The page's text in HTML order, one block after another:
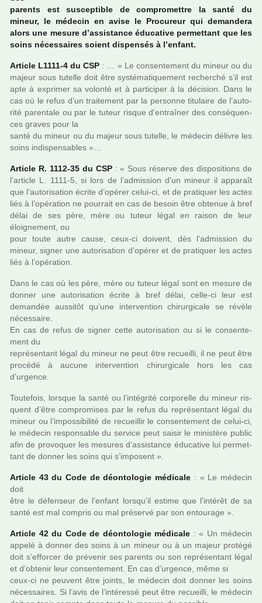
parents est sus­cep­ti­ble de com­pro­met­tre la santé du
mineur, le méde­cin en avise le Procureur qui deman­dera
alors une mesure d’assis­tance éducative per­met­tant que les
soins néces­sai­res soient dis­pen­sés à l’enfant.
Article L1111-4 du CSP : … « Le consen­te­ment du mineur ou du
majeur sous tutelle doit être sys­té­ma­ti­que­ment recher­ché s’il est
apte à expri­mer sa volonté et à par­ti­ci­per à la déci­sion. Dans le
cas où le refus d’un trai­te­ment par la per­sonne titu­laire de l’auto­
rité paren­tale ou par le tuteur risque d’entraî­ner des consé­quen­
ces graves pour la
santé du mineur ou du majeur sous tutelle, le méde­cin déli­vre les
soins indis­pen­sa­bles »…
Article R. 1112-35 du CSP: « Sous réserve des dis­po­si­tions de
l’arti­cle L. 1111-5, si lors de l’admis­sion d’un mineur il appa­raît
que l’auto­ri­sa­tion écrite d’opérer celui-ci, et de pra­ti­quer les actes
liés à l’opé­ra­tion ne pour­rait en cas de besoin être obte­nue à bref
délai de ses père, mère ou tuteur légal en raison de leur
éloignement, ou
pour toute autre cause, ceux-ci doi­vent, dès l’admis­sion du
mineur, signer une auto­ri­sa­tion d’opérer et de pra­ti­quer les actes
liés à l’opé­ra­tion.
Dans le cas où les père, mère ou tuteur légal sont en mesure de
donner une auto­ri­sa­tion écrite à bref délai, celle-ci leur est
deman­dée aus­si­tôt qu’une inter­ven­tion chi­rur­gi­cale se révèle
néces­saire.
En cas de refus de signer cette auto­ri­sa­tion ou si le consen­te­
ment du
repré­sen­tant légal du mineur ne peut être recueilli, il ne peut être
pro­cédé à aucune inter­ven­tion chi­rur­gi­cale hors les cas
d’urgence.
Toutefois, lors­que la santé ou l’inté­grité cor­po­relle du mineur ris­
quent d’être com­pro­mi­ses par le refus du repré­sen­tant légal du
mineur ou l’impos­si­bi­lité de recueillir le consen­te­ment de celui-ci,
le méde­cin res­pon­sa­ble du ser­vice peut saisir le minis­tère public
afin de pro­vo­quer les mesu­res d’assis­tance éducative lui per­met­
tant de donner les soins qui s’impo­sent ».
Article 43 du Code de déon­to­lo­gie médi­cale : « Le méde­cin
doit
être le défen­seur de l’enfant lorsqu’il estime que l’inté­rêt de sa
santé est mal com­pris ou mal pré­servé par son entou­rage ».
Article 42 du Code de déon­to­lo­gie médi­cale : « Un méde­cin
appelé à donner des soins à un mineur ou à un majeur pro­tégé
doit s’effor­cer de pré­ve­nir ses parents ou son repré­sen­tant légal
et d’obte­nir leur consen­te­ment. En cas d’urgence, même si
ceux-ci ne peu­vent être joints, le méde­cin doit donner les soins
néces­sai­res. Si l’avis de l’inté­ressé peut être recueilli, le méde­cin